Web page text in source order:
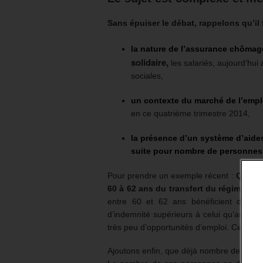
Sans épuiser le débat, rappelons
la nature de l’assurance
solidaire, les salariés,
sociales,
un contexte du marché de
en ce quatrième trimestre 2014,
la présence d’un système
suite pour nombre de
Pour prendre un exemple récent : Qui a
60 à 62 ans du transfert du régime
entre 60 et 62 ans bénéficient de
d’indemnité supérieurs à celui
très peu d’opportunités d’emploi. Cette
Ajoutons enfin, que déjà nombre de